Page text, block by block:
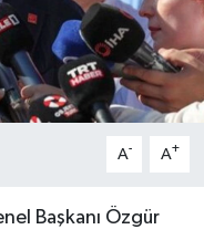
A- A+
Başkanı Özgür